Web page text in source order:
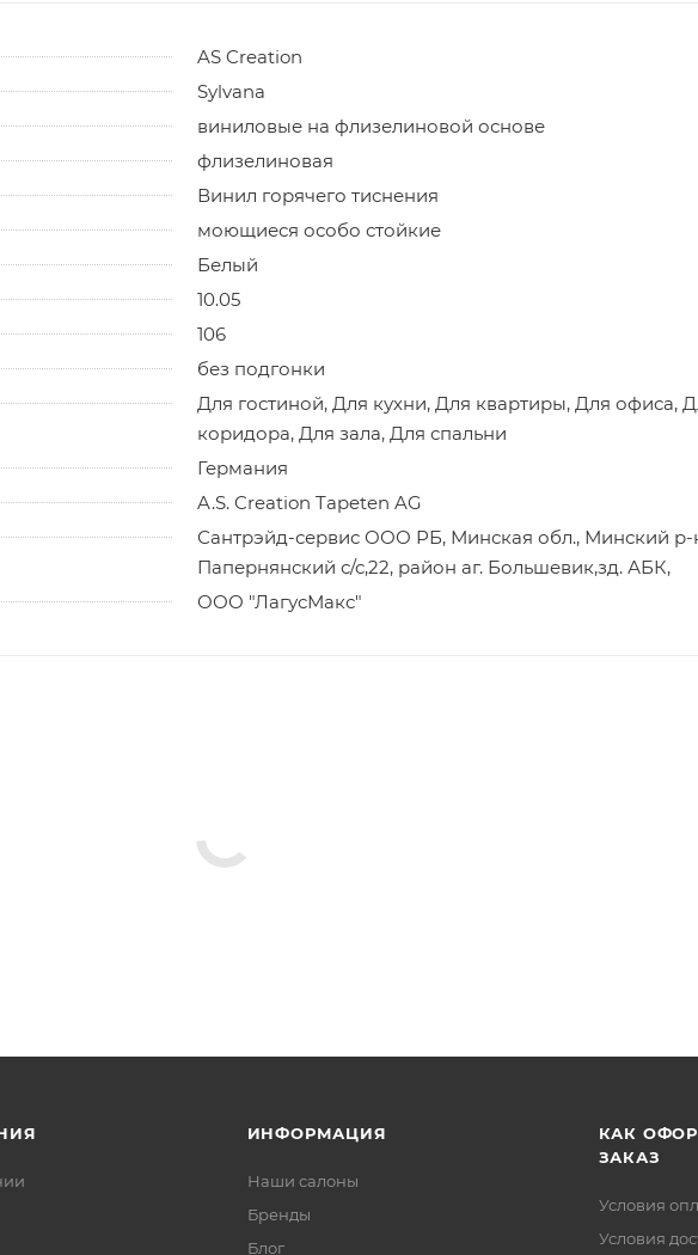
AS Creation
Sylvana
виниловые на флизелиновой основе
флизелиновая
Винил горячего тиснения
моющиеся особо стойкие
Белый
10.05
106
без подгонки
Для гостиной, Для кухни, Для квартиры, Для офиса,
коридора, Для зала, Для спальни
Германия
A.S. Creation Tapeten AG
Сантрэйд-сервис ООО РБ, Минская обл., Минский р-
Папернянский с/с,22, район аг. Большевик,зд. АБК,
ООО "ЛагусМакс"
ИНФОРМАЦИЯ
Наши салоны
Бренды
Блог
КАК
ЗАКАЗ
Условия
Условия